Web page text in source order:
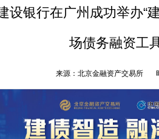
设银行在广州成功举办“
场债务融资工
来源：北京金融资产交易所 时